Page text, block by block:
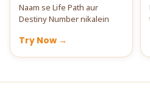
Naam se Life Path aur
Destiny Number nikalein
Try Now →